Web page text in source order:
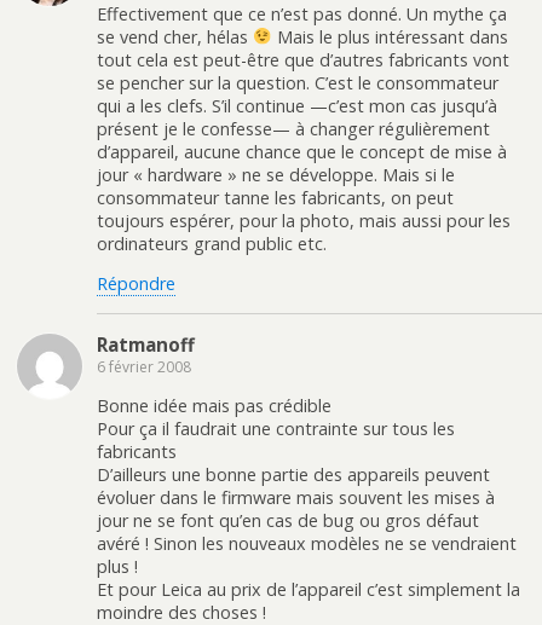
Effectivement que ce n’est pas donné. Un mythe ça
se vend cher, hélas
Mais le plus intéressant dans
tout cela est peut-être que d’autres fabricants vont
se pencher sur la question. C’est le consommateur
qui a les clefs. S’il continue —c’est mon cas jusqu’à
présent je le confesse— à changer régulièrement
d’appareil, aucune chance que le concept de mise à
jour « hardware » ne se développe. Mais si le
consommateur tanne les fabricants, on peut
toujours espérer, pour la photo, mais aussi pour les
ordinateurs grand public etc.
Répondre
Ratmanoff
6 février 2008
Bonne idée mais pas crédible
Pour ça il faudrait une contrainte sur tous les
fabricants
D’ailleurs une bonne partie des appareils peuvent
évoluer dans le firmware mais souvent les mises à
jour ne se font qu’en cas de bug ou gros défaut
avéré ! Sinon les nouveaux modèles ne se vendraient
plus !
Et pour Leica au prix de l’appareil c’est simplement la
moindre des choses !